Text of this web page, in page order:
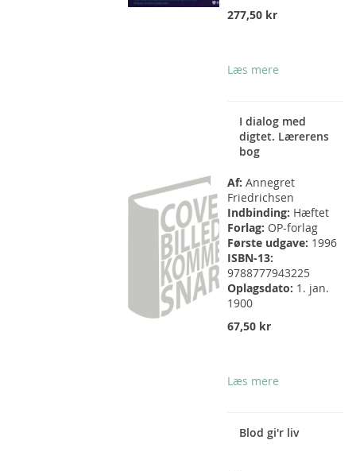
277,50 kr
Læs mere
I dialog med
digtet. Lærerens
bog
Af: Annegret
Friedrichsen
Indbinding: Hæftet
Forlag: OP-forlag
Første udgave: 1996
ISBN-13:
9788777943225
Oplagsdato: 1. jan.
1900
67,50 kr
Læs mere
Blod gi'r liv